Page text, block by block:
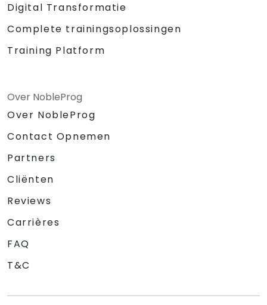
Digital Transformatie
Complete trainingsoplossingen
Training Platform
Over NobleProg
Over NobleProg
Contact Opnemen
Partners
Cliënten
Reviews
Carrières
FAQ
T&C